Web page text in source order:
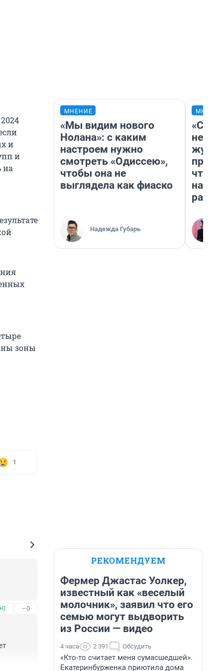
и
и
на
зоны
1
–0
МНЕНИЕ
«Мы видим нового
Нолана»: с каким
настроем нужно
смотреть «Одиссею»,
чтобы она не
выглядела как фиаско
Надежда Губарь
на
ради
РЕКОМЕНДУЕМ
Фермер Джастас Уолкер,
известный как «веселый
молочник», заявил что его
семью могут выдворить
из России — видео
4 часа 2 391 Обсудить
«Кто-то считает меня сумасшедшей».
Екатеринбурженка приютила дома